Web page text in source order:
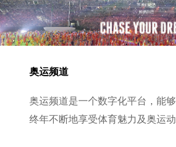
奥运频道
奥运频道是一个数字化平台，能
终年不断地享受体育魅力及奥运动